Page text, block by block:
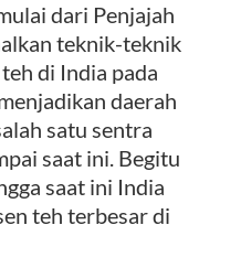
dari Penjajah
teknik-teknik
di India pada
daerah
satu sentra
saat ini. Begitu
saat ini India
teh terbesar di